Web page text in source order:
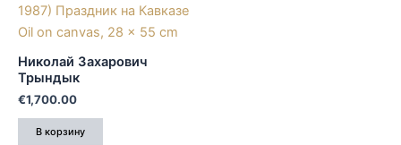
Николай Захарович
Трындык
€1,700.00
В корзину